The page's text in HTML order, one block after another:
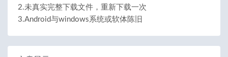
2.未真实完整下载文件，重新下载一次
3.Android与windows系统或软体陈旧